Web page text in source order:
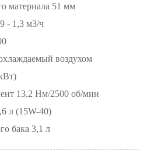
материала 51 мм
- 1,3 м3/ч
воздухом
13,2 Нм/2500 об/мин
л (15W-40)
бака 3,1 л